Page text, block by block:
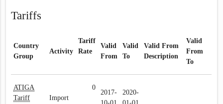
Tariffs
Country
Group
Activity
Tariff
Rate
Valid
From
Valid
To
Valid From
Description
Valid
From
To
ATIGA
Tariff
Import
0
2017-
2020-